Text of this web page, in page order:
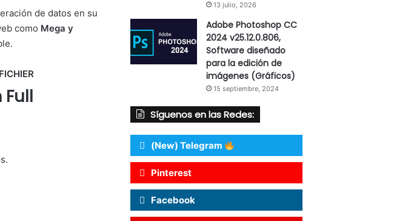
de datos en su
como Mega y
13 julio, 2026
Adobe Photoshop CC
2024 v25.12.0.806,
Software diseñado
para la edición de
imágenes (Gráficos)
15 septiembre, 2024
Síguenos en las Redes:
(New) Telegram
Pinterest
Facebook